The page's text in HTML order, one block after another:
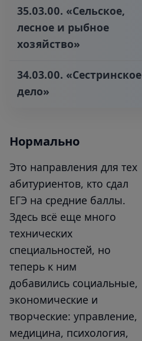
35.03.00. «Сельское,
лесное и рыбное
хозяйство»‎
34.03.00. «Сестринское
дело»‎
Нормально
Это направления для тех
абитуриентов, кто сдал
ЕГЭ на средние баллы.
Здесь всё еще много
технических
специальностей, но
теперь к ним
добавились социальные,
экономические и
творческие: управление,
медицина, психология,